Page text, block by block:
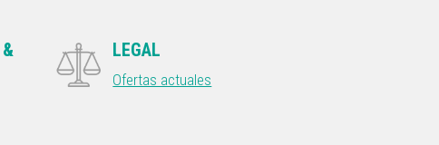
LEGAL
Ofertas actuales